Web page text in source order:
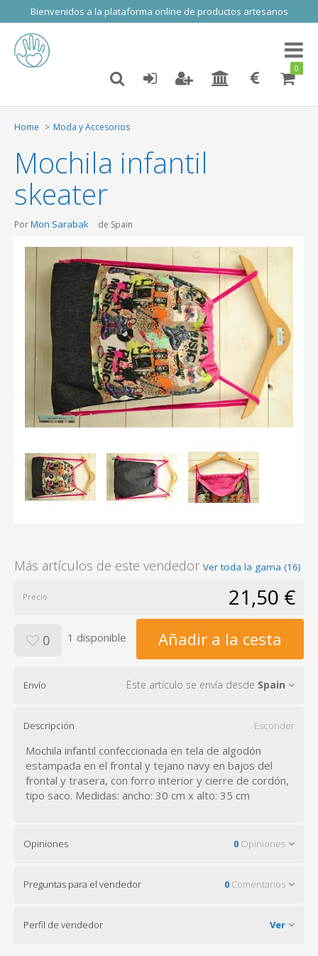
Bienvenidos a la plataforma online de productos artesanos
Toggle
0
Home Moda y Accesorios
Mochila infantil
skeater
PorMon Sarabak de Spain
Más artículos de este vendedor Ver toda la gama (16)
Precio 21,50 €
0 1 disponible Añadir a la cesta
Envío Este artículo se envía desde Spain
Descripción Esconder
Mochila infantil confeccionada en tela de algodón
estampada en el frontal y tejano navy en bajos del
frontal y trasera, con forro interior y cierre de cordón,
tipo saco. Medidas: ancho: 30 cm x alto: 35 cm
Opiniones 0 Opiniones
Preguntas para el vendedor 0 Comentarios
Perfil de vendedor Ver